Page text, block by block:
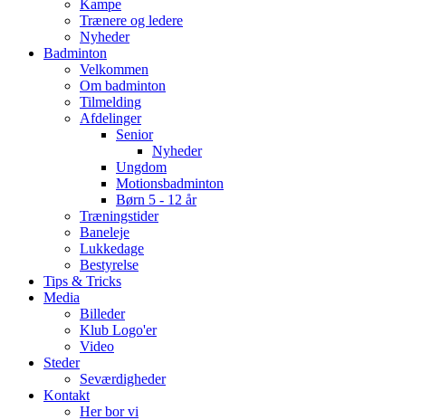
Kampe
Trænere og ledere
Nyheder
Badminton
Velkommen
Om badminton
Tilmelding
Afdelinger
Senior
Nyheder
Ungdom
Motionsbadminton
Børn 5 - 12 år
Træningstider
Baneleje
Lukkedage
Bestyrelse
Tips & Tricks
Media
Billeder
Klub Logo'er
Video
Steder
Seværdigheder
Kontakt
Her bor vi